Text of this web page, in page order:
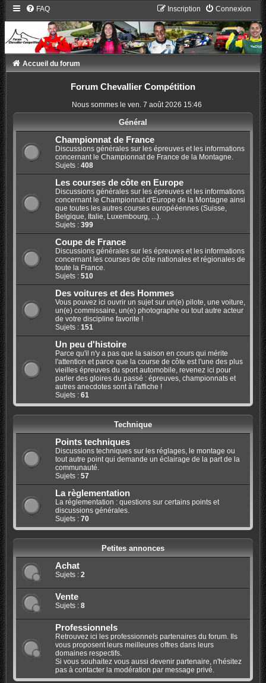
FAQ Connexion
Inscription
Accueil du forum
Forum Chevallier Compétition
Nous sommes le ven. 7 août 2026 15:46
Général
Championnat de France
Discussions générales sur les épreuves et les informations
concernant le Championnat de France de la Montagne.
Sujets : 408
Les courses de côte en Europe
Discussions générales sur les épreuves et les informations
concernant le Championnat d'Europe de la Montagne ainsi
que toutes les autres courses europééennes (Suisse,
Belgique, Italie, Luxembourg, ...).
Sujets : 399
Coupe de France
Discussions générales sur les épreuves et les informations
concernant les courses de côte nationales et régionales de
toute la France.
Sujets : 510
Des voitures et des Hommes
Vous pouvez ici ouvrir un sujet sur un(e) pilote, une voiture,
un(e) commissaire, un(e) photographe ou tout autre acteur
de votre discipline favorite !
Sujets : 151
Un peu d'histoire
Parce qu'il n'y a pas que la saison en cours qui mérite
l'attention et parce que la course de côte est l'une des plus
vieilles épreuves du sport automobile, revenez ici pour
parler des gloires du passé : épreuves, championnats et
autres anecdotes sont à l'affiche !
Sujets : 61
Technique
Points techniques
Discussions techniques sur les réglages, le montage ou
tout autre point qui demande un éclairage de la part de la
communauté.
Sujets : 57
La règlementation
La réglementation : questions sur certains points et
discussions générales.
Sujets : 70
Petites annonces
Achat
Sujets : 2
Vente
Sujets : 8
Professionnels
Retrouvez ici les professionnels partenaires du forum. Ils
vous proposent leurs meilleures offres dans leurs
domaines respectifs.
Si vous souhaitez vous aussi devenir partenaire, n'hésitez
pas à contacter la modération par message privé.